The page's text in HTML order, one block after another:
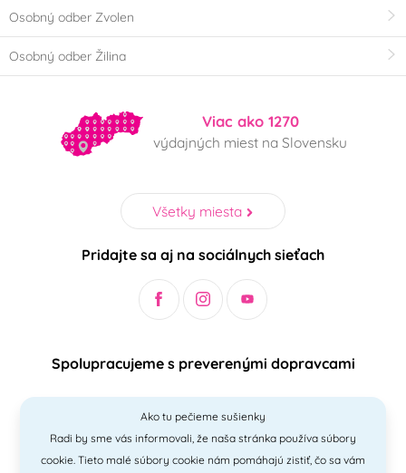
Osobný odber Zvolen
Osobný odber Žilina
Viac ako 1270
výdajných miest na Slovensku
Všetky miesta
Pridajte sa aj na sociálnych sieťach
Spolupracujeme s preverenými dopravcami
Bezpečný a jednoduchý spôsob platieb
Ako tu pečieme sušienky
Radi by sme vás informovali, že naša stránka používa súbory
cookie. Tieto malé súbory cookie nám pomáhajú zistiť, čo sa vám